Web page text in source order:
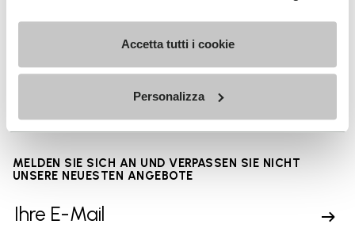
Accetta tutti i cookie
Personalizza
FAQs
MELDEN SIE SICH AN UND VERPASSEN SIE NICHT
UNSERE NEUESTEN ANGEBOTE